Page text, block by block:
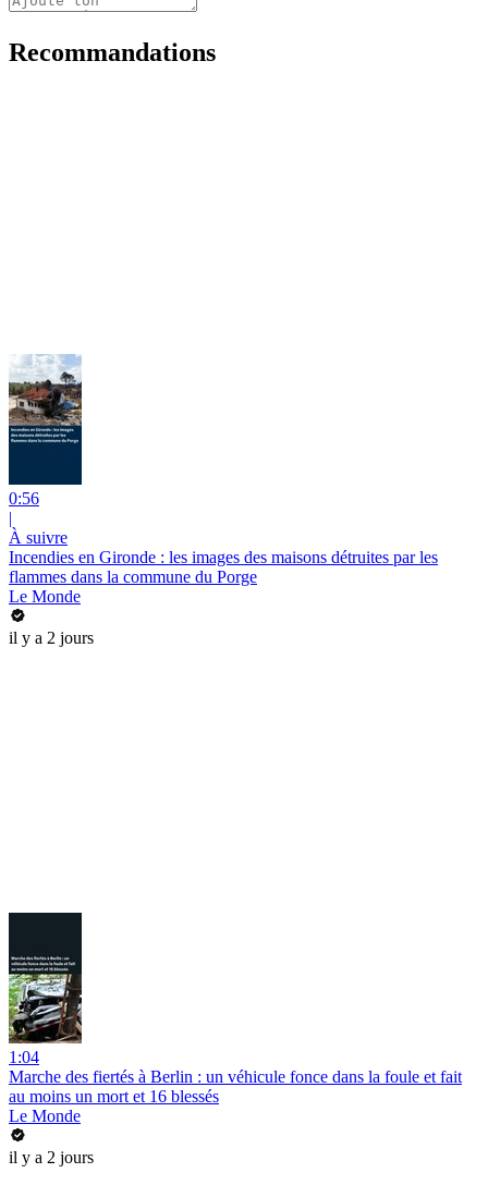
Recommandations
0:56
|
À suivre
Incendies en Gironde : les images des maisons détruites par les
flammes dans la commune du Porge
Le Monde
il y a 2 jours
1:04
Marche des fiertés à Berlin : un véhicule fonce dans la foule et fait
au moins un mort et 16 blessés
Le Monde
il y a 2 jours